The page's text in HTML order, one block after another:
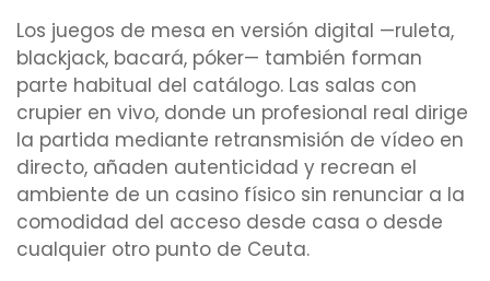
Los juegos de mesa en versión digital —ruleta,
blackjack, bacará, póker— también forman
parte habitual del catálogo. Las salas con
crupier en vivo, donde un profesional real dirige
la partida mediante retransmisión de vídeo en
directo, añaden autenticidad y recrean el
ambiente de un casino físico sin renunciar a la
comodidad del acceso desde casa o desde
cualquier otro punto de Ceuta.